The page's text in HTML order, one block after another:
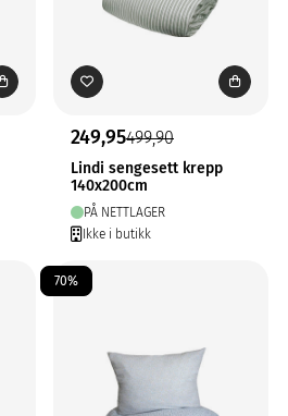
249,95499,90
Lindi sengesett krepp
140x200cm
PÅ NETTLAGER
Ikke i butikk
70%